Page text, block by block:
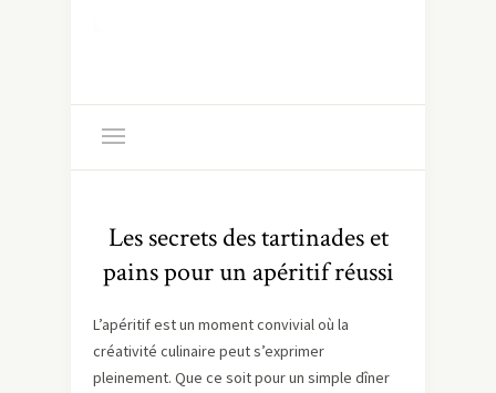
Les secrets des tartinades et
pains pour un apéritif réussi
L’apéritif est un moment convivial où la
créativité culinaire peut s’exprimer
pleinement. Que ce soit pour un simple dîner